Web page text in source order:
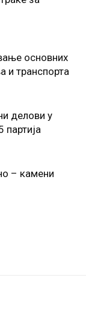
основних
и транспорта
делови у
партија
– камени